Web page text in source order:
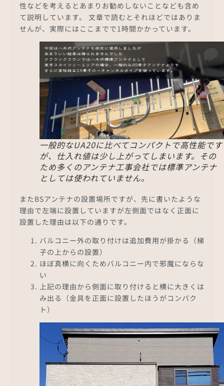
性などを考えるとあまりお勧めしないことなども含め
て説明しています。 文章で読むとそれほどではありま
せんが、実際にはここまでで1時間かかっています。
一般的なUA20に比べてコンパクトで高性能です
が、仕入れ値は少し上がってしまいます。その
ため多くのアンテナ工事会社では標準アンテナ
としては使われていません。
またBSアンテナの設置場所ですが、先に書いたような
理由で左端に設置していますが左側面ではなく正面に
設置した理由は以下の通りです。
バルコニー外の取り付けは追加費用が掛かる（梯
子の上からの設置）
ほぼ真横に向くためバルコニー内で邪魔にならな
い
上記の理由から側面に取り付けると横に大きくは
み出る（金具を正面に設置したほうがコンパク
ト）